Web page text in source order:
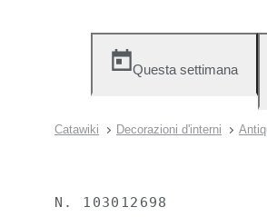
Questa settimana
Catawiki Decorazioni d'interni
N. 103012698